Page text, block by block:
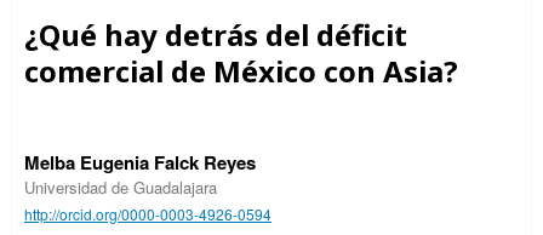
¿Qué hay detrás del déficit
comercial de México con Asia?
Melba Eugenia Falck Reyes
Universidad de Guadalajara
http://orcid.org/0000-0003-4926-0594